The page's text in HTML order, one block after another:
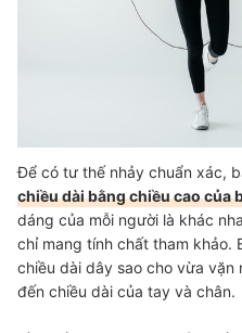
Để có tư thế nhảy chuẩn xác,
chiều dài bằng chiều cao của
dáng của mỗi người là khác
chỉ mang tính chất tham khảo.
chiều dài dây sao cho vừa
đến chiều dài của tay và chân.